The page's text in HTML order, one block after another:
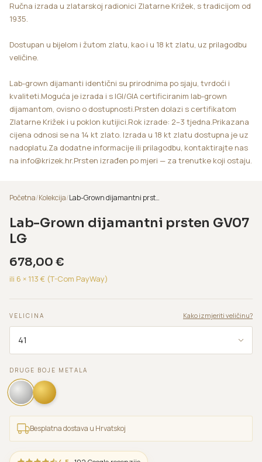
Ručna izrada u zlatarskoj radionici Zlatarne Križek, s tradicijom od
1935.
Dostupan u bijelom i žutom zlatu, kao i u 18 kt zlatu, uz prilagodbu
veličine.
Lab-grown dijamanti identični su prirodnima po sjaju, tvrdoći i
kvaliteti.Moguća je izrada i s IGI/GIA certificiranim lab-grown
dijamantom, ovisno o dostupnosti.Prsten dolazi s certifikatom
Zlatarne Križek i u poklon kutijici.Rok izrade: 2–3 tjedna.Prikazana
cijena odnosi se na 14 kt zlato. Izrada u 18 kt zlatu dostupna je uz
nadoplatu.Za dodatne informacije ili prilagodbu, kontaktirajte nas
na info@krizek.hr.Prsten izrađen po mjeri — za trenutke koji ostaju.
Početna/Kolekcija/ Lab-Grown dijamantni prsten GV07 LG
Lab-Grown dijamantni prsten GV07
LG
678,00 €
ili 6 × 113 € (T-Com PayWay)
VELICINA Kako izmjeriti veličinu?
DRUGE BOJE METALA
Besplatna dostava u Hrvatskoj